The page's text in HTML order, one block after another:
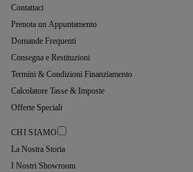
Contattaci
Prenota un Appuntamento
Domande Frequenti
Consegna e Restituzioni
Termini & Condizioni Finanziamento
Calcolatore Tasse & Imposte
Offerte Speciali
CHI SIAMO
La Nostra Storia
I Nostri Showroom